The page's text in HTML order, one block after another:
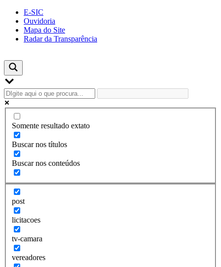
Skip
content
E-SIC
Ouvidoria
Mapa do Site
Radar da Transparência
Somente resultado extato
Buscar nos títulos
Buscar nos conteúdos
post
licitacoes
tv-camara
vereadores